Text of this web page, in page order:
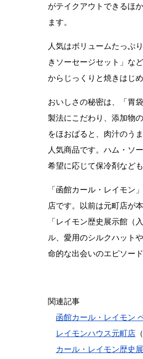
がテイクアウトできるほ
ます。
人気はボリュームたっぷ
きソーセージセット」な
からじっくりと焼きはじ
おいしさの秘密は、「胃
製法にこだわり、添加物
をほおばると、肉汁のう
人気商品です。ハム・ソ
希望に応じて保冷剤など
「函館カール・レイモン
店です。以前は元町店が
「レイモン歴史展示館（
ル、愛用のシルクハット
命的な出会いのエピソー
関連記事
函館カール・レイモン
レイモンハウス元町店
カール・レイモン歴史